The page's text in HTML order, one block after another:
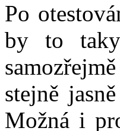
Po
by to
stejně
Možná i